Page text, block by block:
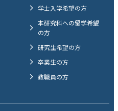
学士入学希望の方
本研究科への留学希望
の方
研究生希望の方
卒業生の方
教職員の方